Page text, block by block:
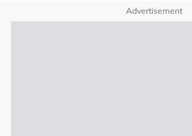
Advertisement